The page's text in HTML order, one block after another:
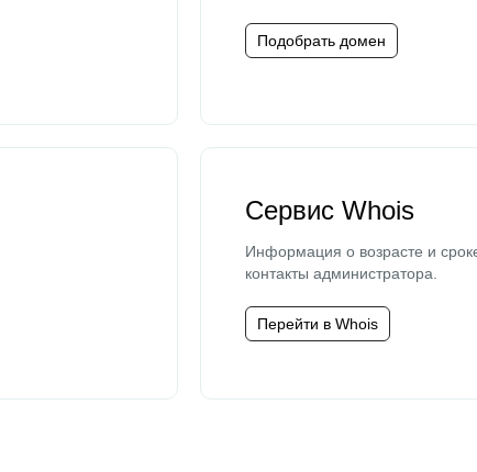
Подобрать домен
Сервис Whois
Информация о возрасте и
контакты администратора.
Перейти в Whois